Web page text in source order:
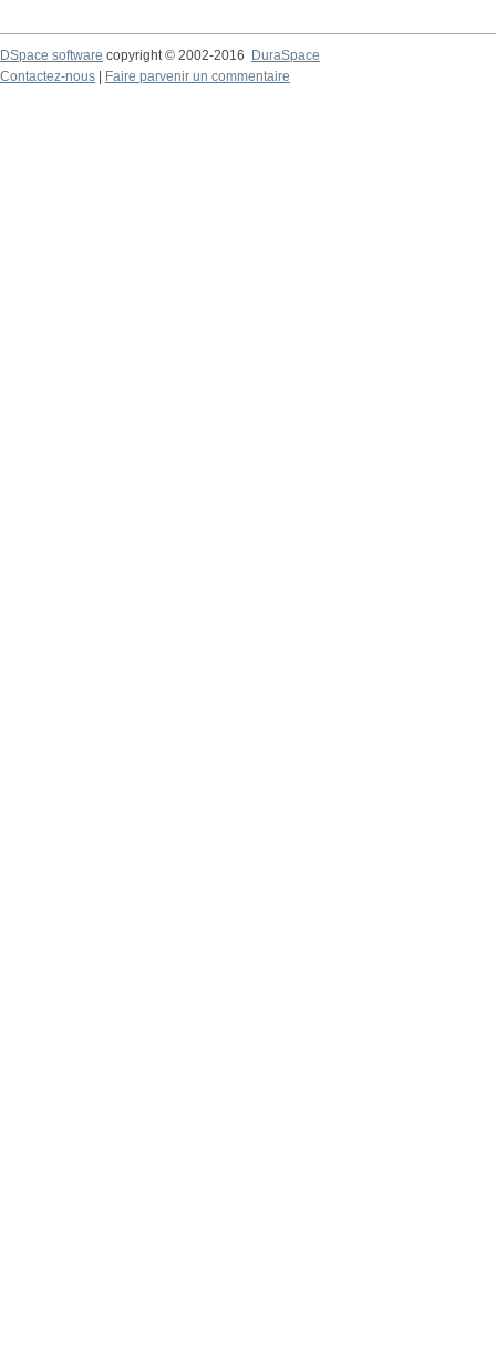
DSpace software copyright © 2002-2016
DuraSpace
Contactez-nous
Faire parvenir un commentaire